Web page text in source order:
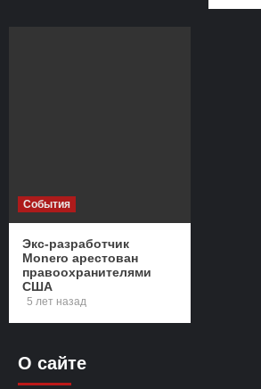
События
Экс-разработчик
Monero арестован
правоохранителями
США
5 лет назад
О сайте